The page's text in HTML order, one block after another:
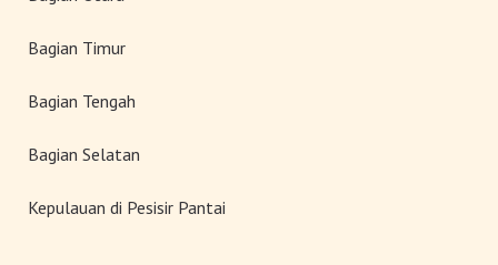
Bagian Timur
Bagian Tengah
Bagian Selatan
Kepulauan di Pesisir Pantai